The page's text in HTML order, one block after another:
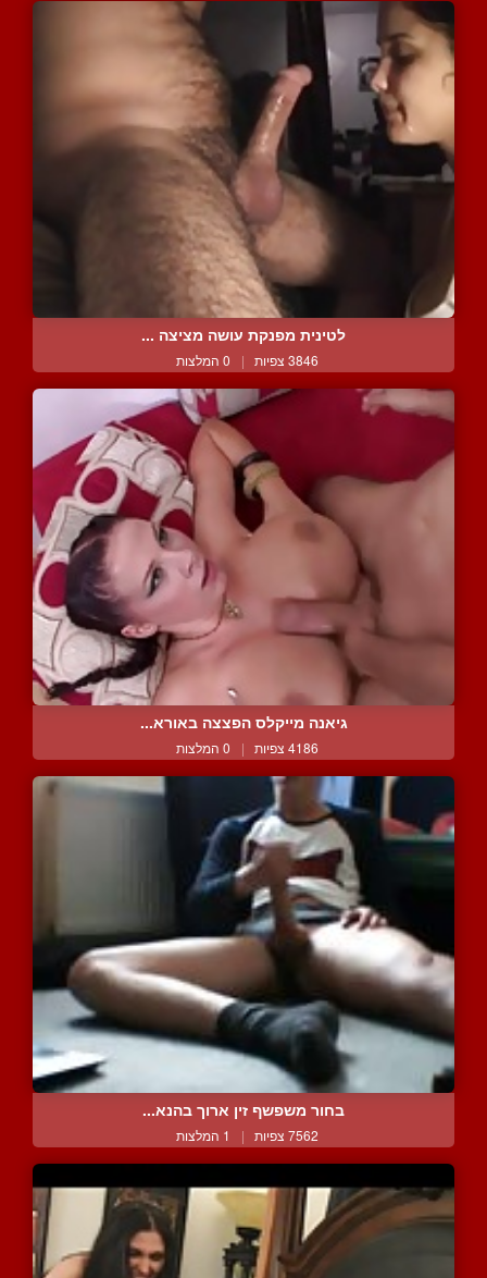
לטינית מפנקת עושה מציצה ...
3846 צפיות | 0 המלצות
גיאנה מייקלס הפצצה באורא...
4186 צפיות | 0 המלצות
בחור משפשף זין ארוך בהנא...
7562 צפיות | 1 המלצות